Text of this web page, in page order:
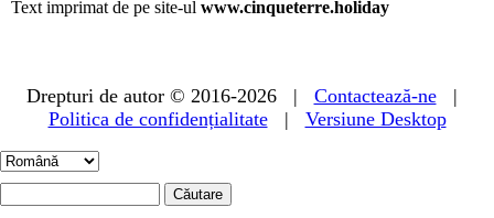
Text imprimat de pe site-ul www.cinqueterre.holiday
Drepturi de autor © 2016-2026 | Contactează-ne|
Politica de confidențialitate| Versiune Desktop